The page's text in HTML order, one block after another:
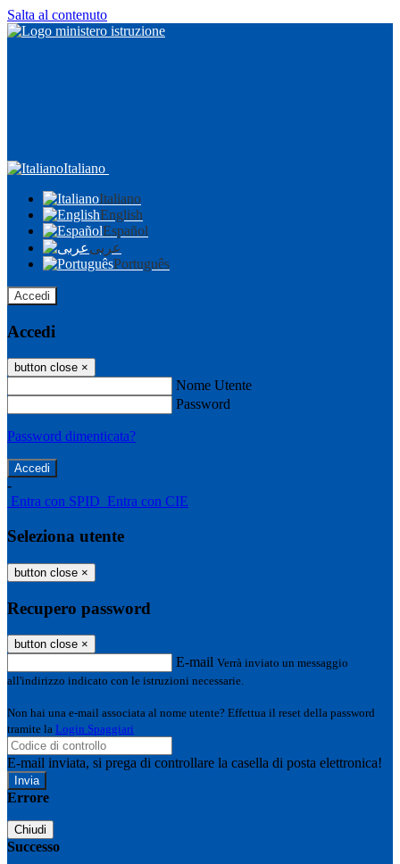
Salta al contenuto
Italiano
Italiano
English
Español
عربى
Português
Accedi
Accedi
button close ×
Nome Utente
Password
Password dimenticata?
-
Entra con SPID Entra con CIE
Seleziona utente
button close ×
Recupero password
button close ×
E-mail Verrà inviato un messaggio
all'indirizzo indicato con le istruzioni necessarie.
Non hai una e-mail associata al nome utente? Effettua il reset della password
tramite la Login Spaggiari
E-mail inviata, si prega di controllare la casella di posta elettronica!
Errore
Chiudi
Successo